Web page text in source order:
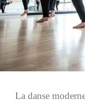
La danse